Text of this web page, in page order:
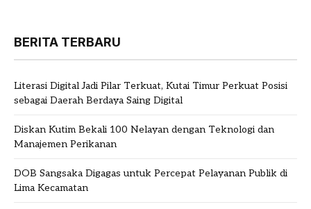
BERITA TERBARU
Literasi Digital Jadi Pilar Terkuat, Kutai Timur Perkuat Posisi
sebagai Daerah Berdaya Saing Digital
Diskan Kutim Bekali 100 Nelayan dengan Teknologi dan
Manajemen Perikanan
DOB Sangsaka Digagas untuk Percepat Pelayanan Publik di
Lima Kecamatan